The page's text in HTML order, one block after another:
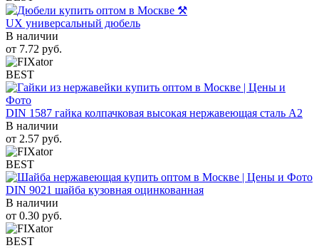
UX универсальный дюбель
В наличии
от 7.72 руб.
BEST
DIN 1587 гайка колпачковая высокая нержавеющая сталь А2
В наличии
от 2.57 руб.
BEST
DIN 9021 шайба кузовная оцинкованная
В наличии
от 0.30 руб.
BEST